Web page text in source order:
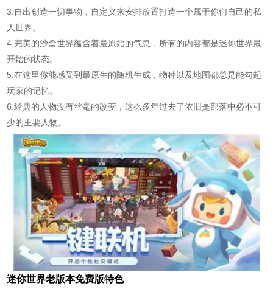
3.自出创造一切事物，自定义来安排放置打造一个属于你们自己的私
人世界。
4.完美的沙盒世界蕴含着最原始的气息，所有的内容都是迷你世界最
开始的状态。
5.在这里你能感受到最原生的随机生成，物种以及地图都总是能勾起
玩家的记忆。
6.经典的人物没有丝毫的改变，这么多年过去了依旧是部落中必不可
少的主要人物。
迷你世界老版本免费版特色